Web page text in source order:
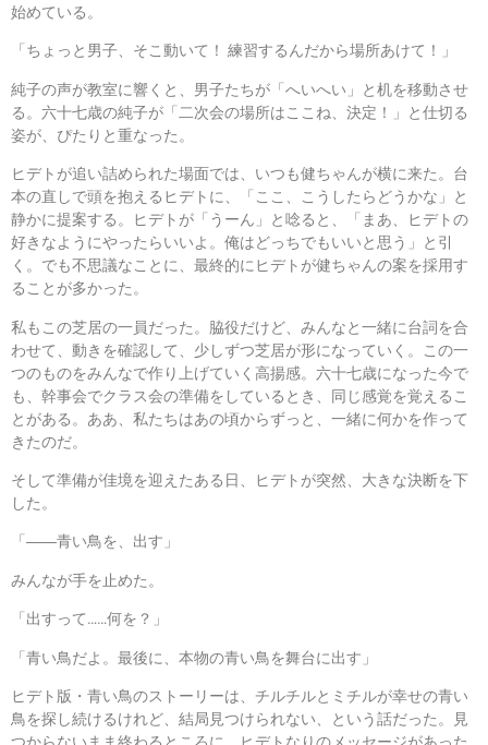
始めている。
「ちょっと男子、そこ動いて！ 練習するんだから場所あけて！」
純子の声が教室に響くと、男子たちが「へいへい」と机を移動させ
る。六十七歳の純子が「二次会の場所はここね、決定！」と仕切る
姿が、ぴたりと重なった。
ヒデトが追い詰められた場面では、いつも健ちゃんが横に来た。台
本の直しで頭を抱えるヒデトに、「ここ、こうしたらどうかな」と
静かに提案する。ヒデトが「うーん」と唸ると、「まあ、ヒデトの
好きなようにやったらいいよ。俺はどっちでもいいと思う」と引
く。でも不思議なことに、最終的にヒデトが健ちゃんの案を採用す
ることが多かった。
私もこの芝居の一員だった。脇役だけど、みんなと一緒に台詞を合
わせて、動きを確認して、少しずつ芝居が形になっていく。この一
つのものをみんなで作り上げていく高揚感。六十七歳になった今で
も、幹事会でクラス会の準備をしているとき、同じ感覚を覚えるこ
とがある。ああ、私たちはあの頃からずっと、一緒に何かを作って
きたのだ。
そして準備が佳境を迎えたある日、ヒデトが突然、大きな決断を下
した。
「――青い鳥を、出す」
みんなが手を止めた。
「出すって……何を？」
「青い鳥だよ。最後に、本物の青い鳥を舞台に出す」
ヒデト版・青い鳥のストーリーは、チルチルとミチルが幸せの青い
鳥を探し続けるけれど、結局見つけられない、という話だった。見